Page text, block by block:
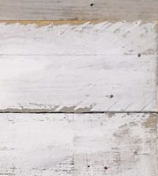
t
i
a
n
A
n
e